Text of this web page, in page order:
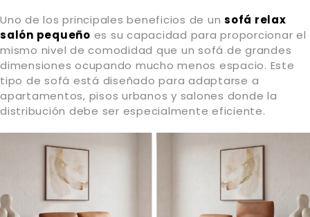
Uno de los principales beneficios de un sofá relax
salón pequeño es su capacidad para proporcionar el
mismo nivel de comodidad que un sofá de grandes
dimensiones ocupando mucho menos espacio. Este
tipo de sofá está diseñado para adaptarse a
apartamentos, pisos urbanos y salones donde la
distribución debe ser especialmente eficiente.